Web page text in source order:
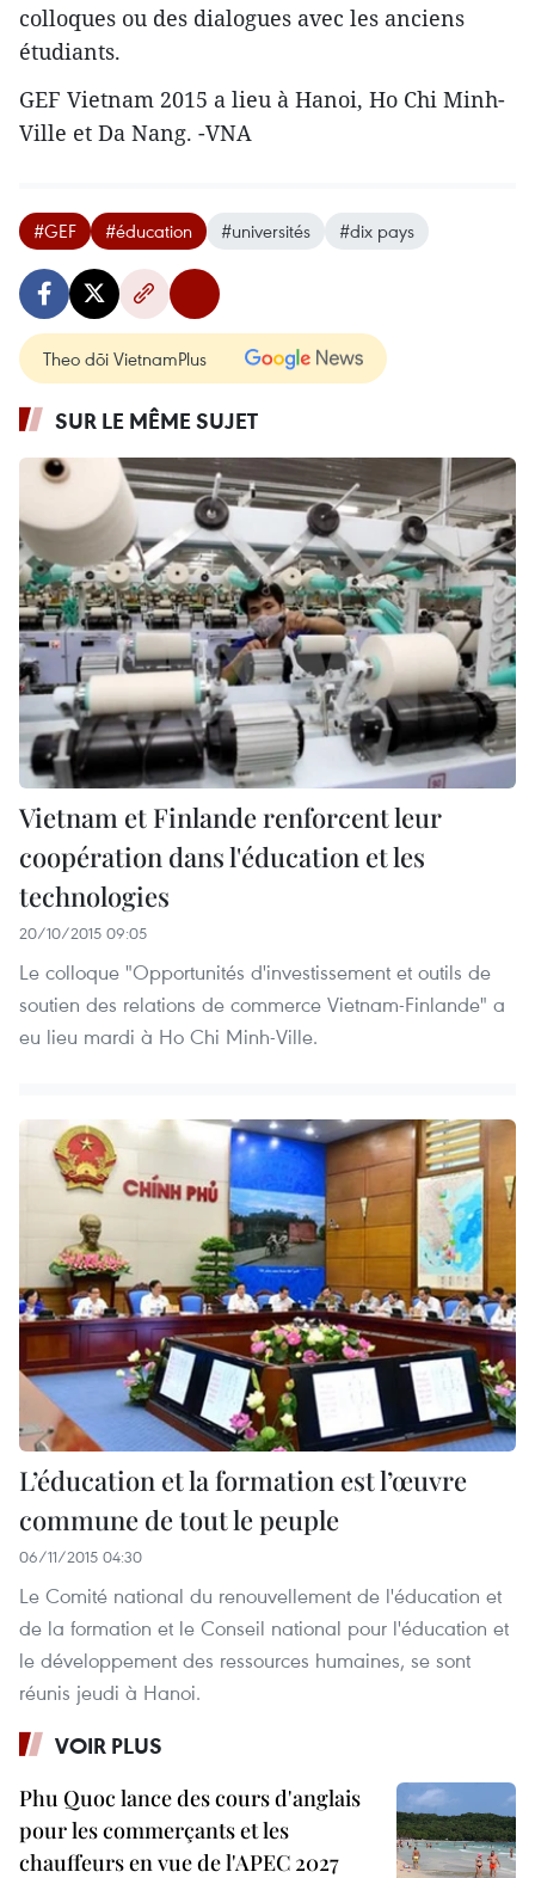
colloques ou des dialogues avec les anciens
étudiants.
GEF Vietnam 2015 a lieu à Hanoi, Ho Chi Minh-
Ville et Da Nang. -VNA
#GEF #éducation #universités #dix pays
Theo dõi VietnamPlus
SUR LE MÊME SUJET
Vietnam et Finlande renforcent leur
coopération dans l'éducation et les
technologies
20/10/2015 09:05
Le colloque "Opportunités d'investissement et outils de
soutien des relations de commerce Vietnam-Finlande" a
eu lieu mardi à Ho Chi Minh-Ville.
L’éducation et la formation est l’œuvre
commune de tout le peuple
06/11/2015 04:30
Le Comité national du renouvellement de l'éducation et
de la formation et le Conseil national pour l'éducation et
le développement des ressources humaines, se sont
réunis jeudi à Hanoi.
VOIR PLUS
Phu Quoc lance des cours d'anglais
pour les commerçants et les
chauffeurs en vue de l'APEC 2027